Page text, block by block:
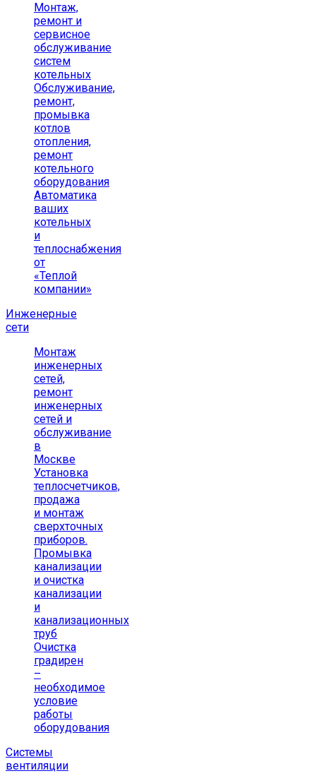
Монтаж,
ремонт и
сервисное
обслуживание
систем
котельных
Обслуживание,
ремонт,
промывка
котлов
отопления,
ремонт
котельного
оборудования
Автоматика
ваших
котельных
и
теплоснабжения
от
«Теплой
компании»
Инженерные
сети
Монтаж
инженерных
сетей,
ремонт
инженерных
сетей и
обслуживание
в
Москве
Установка
теплосчетчиков,
продажа
и монтаж
сверхточных
приборов.
Промывка
канализации
и очистка
канализации
и
канализационных
труб
Очистка
градирен
–
необходимое
условие
работы
оборудования
Системы
вентиляции